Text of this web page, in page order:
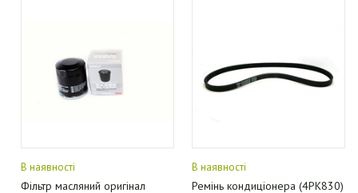
В наявності
Фільтр масляний оригінал
В наявності
Ремінь кондиціонера (4PK830)